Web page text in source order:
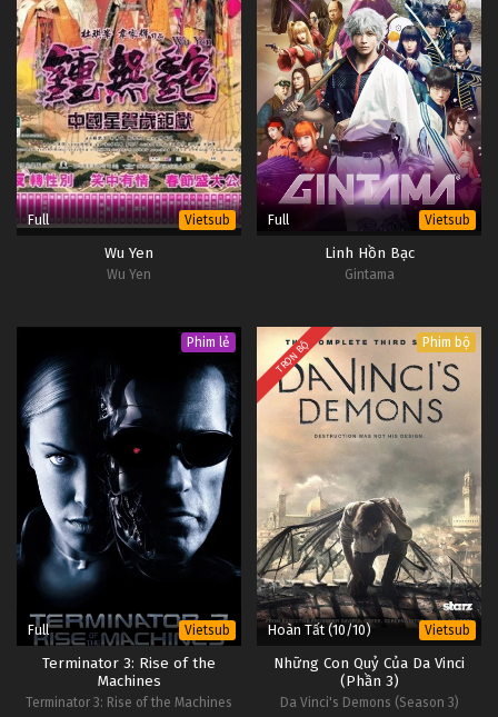
Full Vietsub
Wu Yen
Wu Yen
Full Vietsub
Linh Hồn Bạc
Gintama
Phim lẻ
Full Vietsub
Terminator 3: Rise of the
Machines
Terminator 3: Rise of the Machines
TRỌN BỘ Phim bộ
Hoàn Tất (10/10) Vietsub
Những Con Quỷ Của Da Vinci
(Phần 3)
Da Vinci's Demons (Season 3)